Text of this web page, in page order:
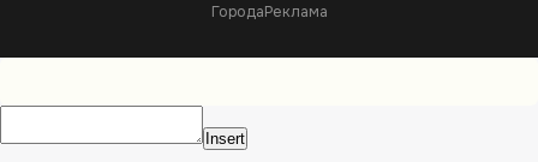
ГородаРеклама
Insert